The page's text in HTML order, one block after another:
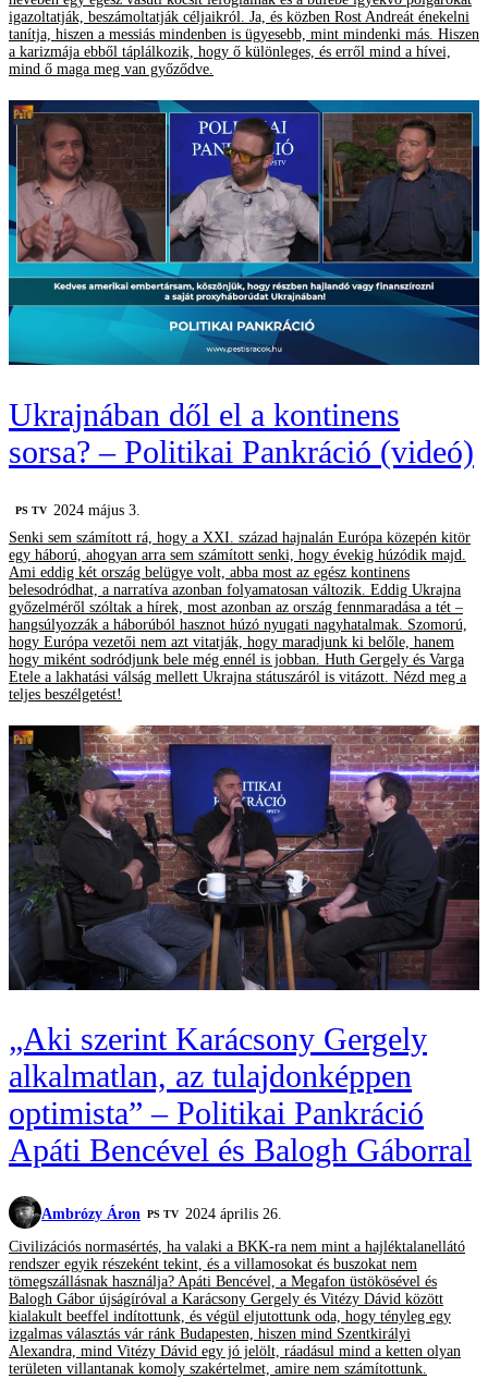
igazoltatják, beszámoltatják céljaikról. Ja, és közben Rost Andreát énekelni
tanítja, hiszen a messiás mindenben is ügyesebb, mint mindenki más. Hiszen
a karizmája ebből táplálkozik, hogy ő különleges, és erről mind a hívei,
mind ő maga meg van győződve.
Ukrajnában dől el a kontinens
sorsa? – Politikai Pankráció (videó)
PS TV
2024 május 3.
Senki sem számított rá, hogy a XXI. század hajnalán Európa közepén kitör
egy háború, ahogyan arra sem számított senki, hogy évekig húzódik majd.
Ami eddig két ország belügye volt, abba most az egész kontinens
belesodródhat, a narratíva azonban folyamatosan változik. Eddig Ukrajna
győzelméről szóltak a hírek, most azonban az ország fennmaradása a tét –
hangsúlyozzák a háborúból hasznot húzó nyugati nagyhatalmak. Szomorú,
hogy Európa vezetői nem azt vitatják, hogy maradjunk ki belőle, hanem
hogy miként sodródjunk bele még ennél is jobban. Huth Gergely és Varga
Etele a lakhatási válság mellett Ukrajna státuszáról is vitázott. Nézd meg a
teljes beszélgetést!
„Aki szerint Karácsony Gergely
alkalmatlan, az tulajdonképpen
optimista” – Politikai Pankráció
Apáti Bencével és Balogh Gáborral
Ambrózy Áron PS TV 2024 április 26.
Civilizációs normasértés, ha valaki a BKK-ra nem mint a hajléktalanellátó
rendszer egyik részeként tekint, és a villamosokat és buszokat nem
tömegszállásnak használja? Apáti Bencével, a Megafon üstökösével és
Balogh Gábor újságíróval a Karácsony Gergely és Vitézy Dávid között
kialakult beeffel indítottunk, és végül eljutottunk oda, hogy tényleg egy
izgalmas választás vár ránk Budapesten, hiszen mind Szentkirályi
Alexandra, mind Vitézy Dávid egy jó jelölt, ráadásul mind a ketten olyan
területen villantanak komoly szakértelmet, amire nem számítottunk.